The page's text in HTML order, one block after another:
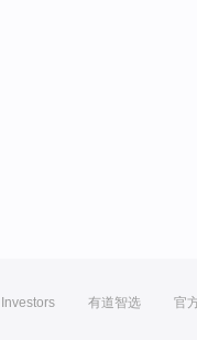
Investors 有道智选 官